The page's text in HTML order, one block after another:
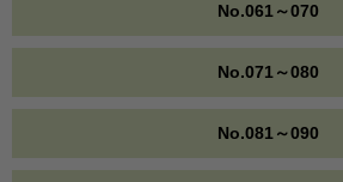
No.061～070
No.071～080
No.081～090